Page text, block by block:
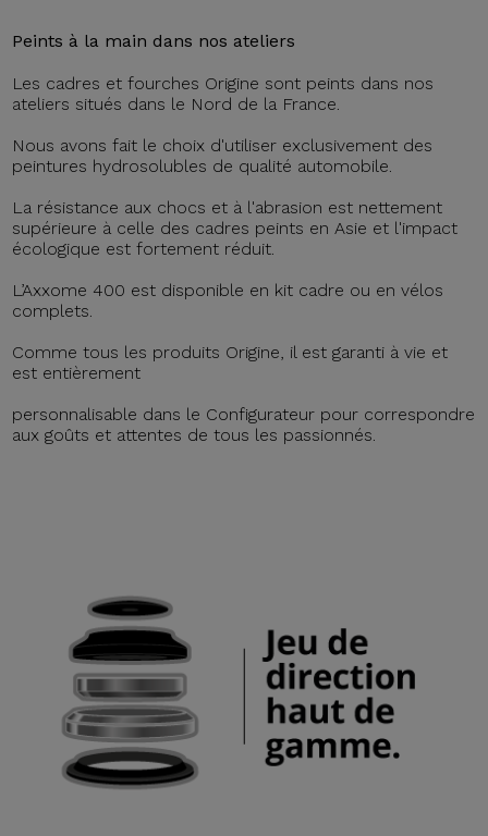
Peints à la main dans nos ateliers
Les cadres et fourches Origine sont peints dans nos
ateliers situés dans le Nord de la France.
Nous avons fait le choix d'utiliser exclusivement des
peintures hydrosolubles de qualité automobile.
La résistance aux chocs et à l'abrasion est nettement
supérieure à celle des cadres peints en Asie et l'impact
écologique est fortement réduit.
L’Axxome 400 est disponible en kit cadre ou en vélos
complets.
Comme tous les produits Origine, il est garanti à vie et
est entièrement
personnalisable dans le Configurateur pour correspondre
aux goûts et attentes de tous les passionnés.